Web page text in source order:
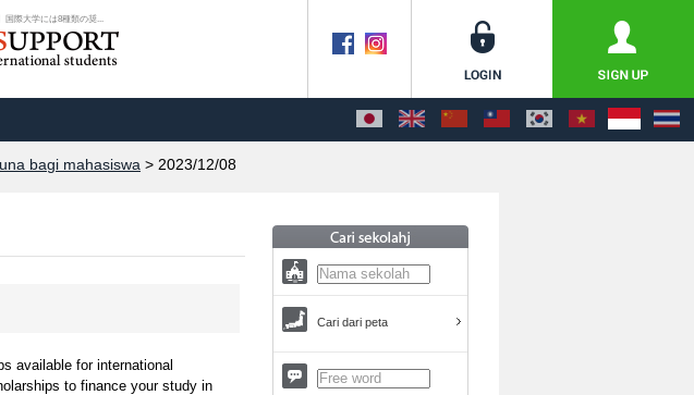
国際大学には8種類の奨...
bagi mahasiswa > 2023/12/08
available for international
to finance your study in
Cari dari peta